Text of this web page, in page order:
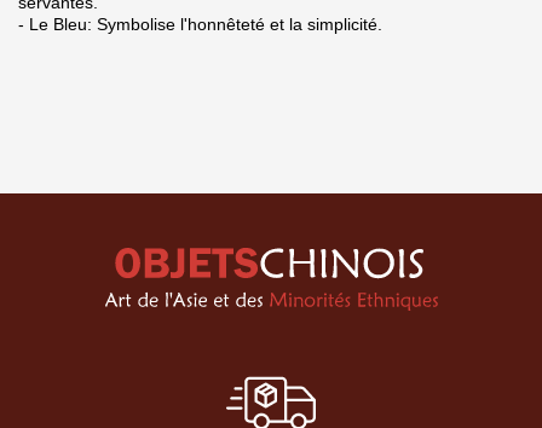
- Le Bleu: Symbolise l'honnêteté et la simplicité.